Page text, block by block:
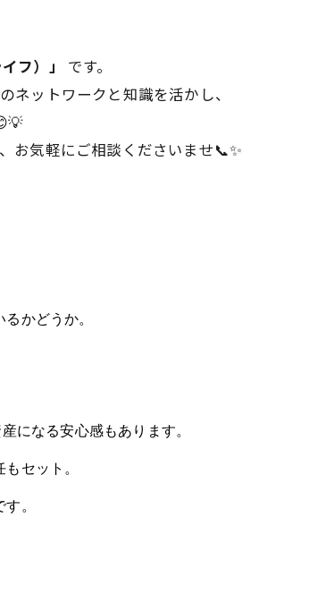
フ）」
です。
ネットワークと知識を活かし、
お気軽にご相談くださいませ📞✨
かどうか。
になる安心感もあります。
セット 。
。